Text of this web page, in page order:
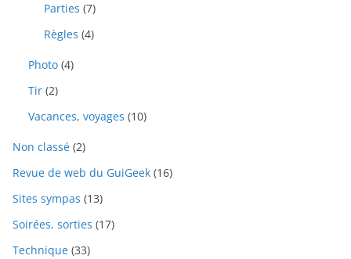
Parties (7)
Règles (4)
Photo (4)
Tir (2)
Vacances, voyages (10)
Non classé (2)
Revue de web du GuiGeek (16)
Sites sympas (13)
Soirées, sorties (17)
Technique (33)